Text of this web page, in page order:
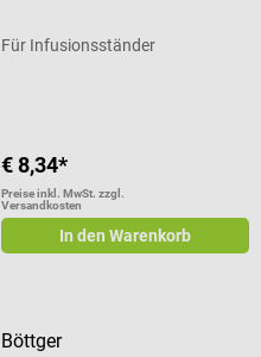
Für Infusionsständer
€ 8,34*
Preise inkl. MwSt. zzgl.
Versandkosten
In den Warenkorb
Böttger